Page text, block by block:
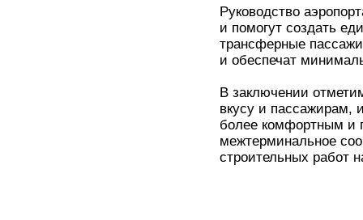
Руководство
и помогут создать
трансферные
и обеспечат
В заключении
вкусу и пассажирам,
более комфортным и
межтерминальное
строительных работ